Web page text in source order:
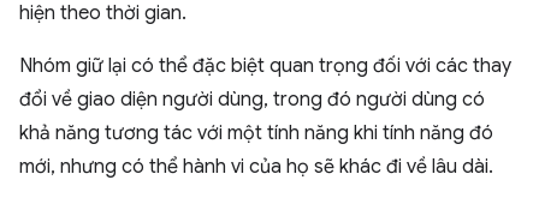
hiện theo thời gian.
Nhóm giữ lại có thể đặc biệt quan trọng đối với các thay
đổi về giao diện người dùng, trong đó người dùng có
khả năng tương tác với một tính năng khi tính năng đó
mới, nhưng có thể hành vi của họ sẽ khác đi về lâu dài.